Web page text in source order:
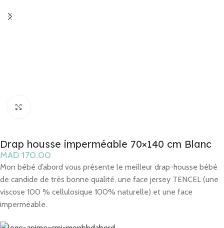
Drap housse imperméable 70×140 cm Blanc
MAD
Mon bébé d’abord vous présente le meilleur drap-housse bébé
de candide de très bonne qualité, une face jersey TENCEL (une
viscose 100 % cellulosique 100% naturelle) et une face
imperméable.